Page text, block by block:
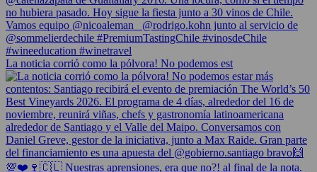
La noticia corrió como la pólvora! No podemos est